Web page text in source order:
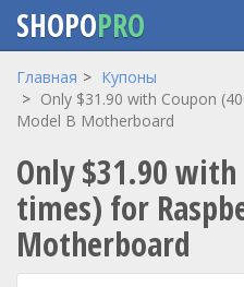
Перейти
основному
SHOPOPRO
Главная
Купоны
Only $31.90 with Coupon
Model B Motherboard
Only $31.90 with
times) for
Motherboard